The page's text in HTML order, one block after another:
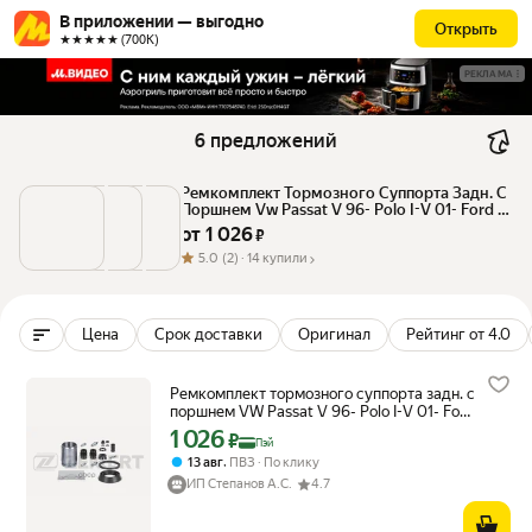
В приложении — выгодно
★★★★★ (700К)
Открыть
РЕКЛАМА
6 предложений
Ремкомплект Тормозного Суппорта Задн. С
Поршнем Vw Passat V 96- Polo I-V 01- Ford
Focus Ii 05- To Zekkert арт. BR1083
от 1 026 ₽
5.0 (2) · 14 купили
Цена Срок доставки Оригинал Рейтинг от 4.0
Ремкомплект тормозного суппорта задн. с
поршнем VW Passat V 96- Polo I-V 01- Ford
Focus II 05- To Zekkert арт. br-1083
Цена с картой Яндекс Пэй 1026 ₽ вместо
1 026₽ Пэй
13 авг, ПВЗ
По клику
ИП Степанов А.С.
4.7